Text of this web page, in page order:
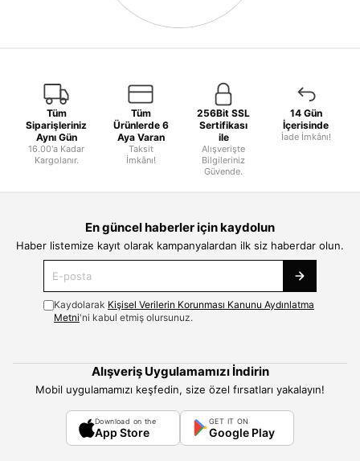
Tüm
Siparişleriniz
Aynı Gün
16.00'a Kadar
Kargolanır.
Tüm
Ürünlerde 6
Aya Varan
Taksit
İmkânı!
256Bit SSL
Sertifikası
ile
Alışverişte
Bilgileriniz
Güvende.
14 Gün
İçerisinde
İade İmkânı!
En güncel haberler için kaydolun
Haber listemize kayıt olarak kampanyalardan ilk siz haberdar olun.
Kaydolarak Kişisel Verilerin Korunması Kanunu Aydınlatma
Metni'ni kabul etmiş olursunuz.
Alışveriş Uygulamamızı İndirin
Mobil uygulamamızı keşfedin, size özel fırsatları yakalayın!
Download on the
App Store
GET IT ON
Google Play